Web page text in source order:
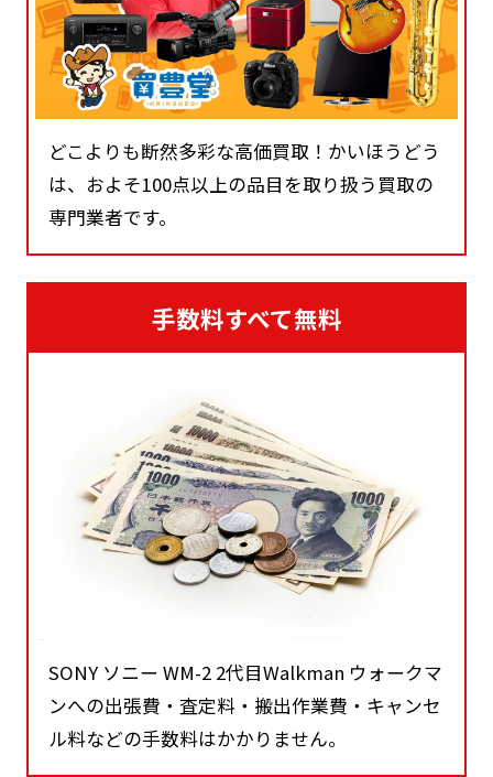
どこよりも断然多彩な高価買取！かいほうどう
は、およそ100点以上の品目を取り扱う買取の
専門業者です。
手数料すべて無料
SONY ソニー WM-2 2代目Walkman ウォークマ
ンへの出張費・査定料・搬出作業費・キャンセ
ル料などの手数料はかかりません。